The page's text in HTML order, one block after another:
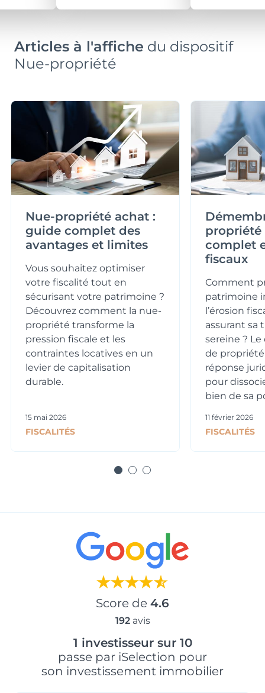
Articles à l'affiche du dispositif
Nue-propriété
Nue-propriété achat :
guide complet des
avantages et limites
Vous souhaitez optimiser
votre fiscalité tout en
sécurisant votre patrimoine ?
Découvrez comment la nue-
propriété transforme la
pression fiscale et les
contraintes locatives en un
levier de capitalisation
durable.
15 mai 2026
FISCALITÉS
propriété
complet
fiscaux
Comment
patrimoine
l’érosion
assurant sa
sereine ?
de
réponse
pour
bien de sa
11 février 2026
FISCALITÉS
Score de 4.6
192avis
1 investisseur sur 10
passe par iSelection pour
son investissement immobilier